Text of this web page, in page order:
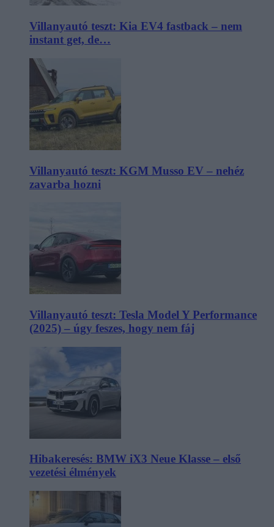
Villanyautó teszt: Kia EV4 fastback – nem
instant get, de…
Villanyautó teszt: KGM Musso EV – nehéz
zavarba hozni
Villanyautó teszt: Tesla Model Y Performance
(2025) – úgy feszes, hogy nem fáj
Hibakeresés: BMW iX3 Neue Klasse – első
vezetési élmények